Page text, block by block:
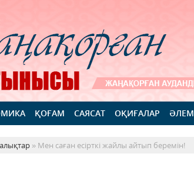
ҚОҒАМ САЯСАТ ОҚИҒАЛАР ӘЛЕМ
» Мен саған есірткі жайлы айтып беремін!